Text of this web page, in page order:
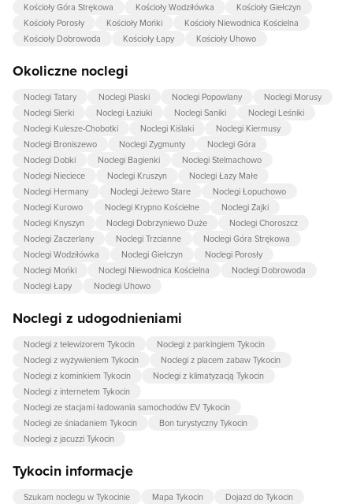
Kościoły Góra Strękowa
Kościoły Wodziłówka
Kościoły Giełczyn
Kościoły Porosły
Kościoły Mońki
Kościoły Niewodnica Kościelna
Kościoły Dobrowoda
Kościoły Łapy Kościoły Uhowo
Okoliczne noclegi
Noclegi Tatary Noclegi Piaski Noclegi Popowlany
Noclegi Morusy
Noclegi Sierki
Noclegi Łaziuki Noclegi Saniki
Noclegi Leśniki
Noclegi Kulesze-Chobotki
Noclegi Kiślaki
Noclegi Kiermusy
Noclegi Broniszewo
Noclegi Zygmunty
Noclegi Góra
Noclegi Dobki
Noclegi Bagienki
Noclegi Stelmachowo
Noclegi Nieciece
Noclegi Kruszyn
Noclegi Łazy Małe
Noclegi Hermany
Noclegi Jeżewo Stare
Noclegi Łopuchowo
Noclegi Kurowo
Noclegi Krypno Kościelne
Noclegi Zajki
Noclegi Knyszyn
Noclegi Dobrzyniewo Duże
Noclegi Choroszcz
Noclegi Zaczerlany
Noclegi Trzcianne
Noclegi Góra Strękowa
Noclegi Wodziłówka
Noclegi Giełczyn
Noclegi Porosły
Noclegi Mońki
Noclegi Niewodnica Kościelna
Noclegi Dobrowoda
Noclegi Łapy
Noclegi Uhowo
Noclegi z udogodnieniami
Noclegi z telewizorem Tykocin
Noclegi z parkingiem Tykocin
Noclegi z wyżywieniem Tykocin
Noclegi z placem zabaw Tykocin
Noclegi z kominkiem Tykocin
Noclegi z klimatyzacją Tykocin
Noclegi z internetem Tykocin
Noclegi ze stacjami ładowania samochodów EV Tykocin
Noclegi ze śniadaniem Tykocin
Bon turystyczny Tykocin
Noclegi z jacuzzi Tykocin
Tykocin informacje
Szukam noclegu w Tykocinie Mapa Tykocin
Dojazd do Tykocin